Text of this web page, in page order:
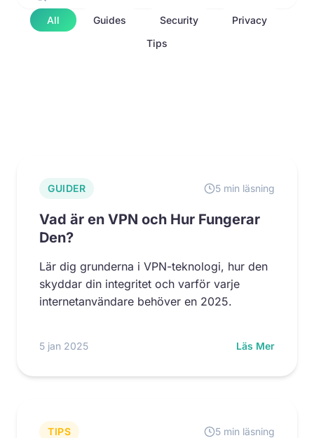
All Guides Security
Privacy
Tips
GUIDER 5 min läsning
Vad är en VPN och Hur Fungerar
Den?
Lär dig grunderna i VPN-teknologi, hur den
skyddar din integritet och varför varje
internetanvändare behöver en 2025.
5 jan 2025 Läs Mer
TIPS 5 min läsning